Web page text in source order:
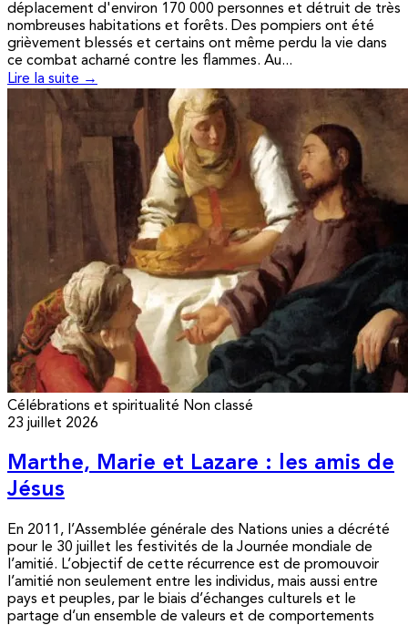
déplacement d'environ 170 000 personnes et détruit de très
nombreuses habitations et forêts. Des pompiers ont été
grièvement blessés et certains ont même perdu la vie dans
ce combat acharné contre les flammes. Au...
Lire la suite →
Célébrations et spiritualité Non classé
23 juillet 2026
Marthe, Marie et Lazare : les amis de
Jésus
En 2011, l’Assemblée générale des Nations unies a décrété
pour le 30 juillet les festivités de la Journée mondiale de
l’amitié. L’objectif de cette récurrence est de promouvoir
l’amitié non seulement entre les individus, mais aussi entre
pays et peuples, par le biais d’échanges culturels et le
partage d’un ensemble de valeurs et de comportements